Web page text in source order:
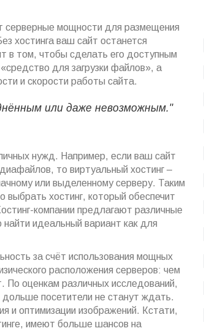
серверные мощности для размещения
хостинга ваш сайт останется
в том, чтобы сделать его доступным
для загрузки файлов», а
и скорости работы сайта.
или даже невозможным."
нужд. Например, если ваш сайт
то виртуальный хостинг –
или выделенному серверу. Таким
выбрать хостинг, который обеспечит
компании предлагают различные
найти идеальный вариант как для
за счёт использования мощных
расположения серверов: чем
По оценкам различных исследований,
посетители не станут ждать.
и оптимизации изображений. Кстати,
имеют больше шансов на